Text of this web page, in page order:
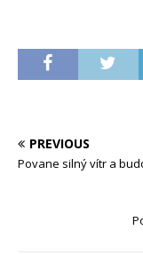
PREVIOUS
Povane silný vítr a